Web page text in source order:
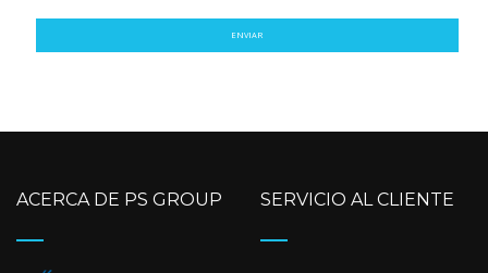
ENVIAR
ACERCA DE PS GROUP SERVICIO AL CLIENTE